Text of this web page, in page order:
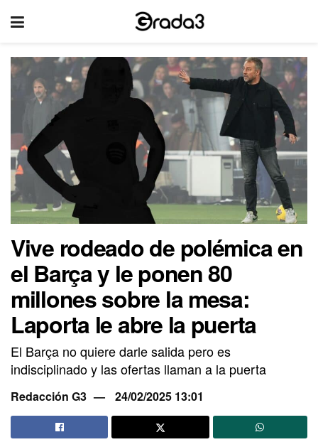
Vive rodeado de polémica en
el Barça y le ponen 80
millones sobre la mesa:
Laporta le abre la puerta
El Barça no quiere darle salida pero es
indisciplinado y las ofertas llaman a la puerta
Redacción G3 24/02/2025 13:01